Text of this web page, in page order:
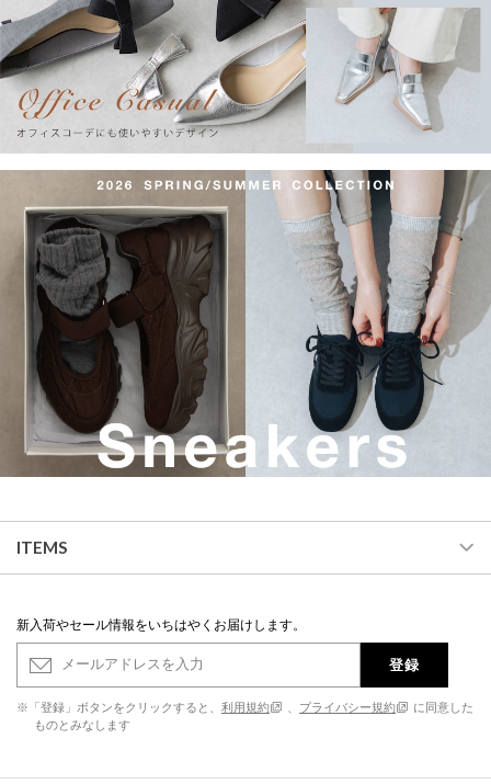
ITEMS
新入荷やセール情報をいちはやくお届けします。
登録
※「登録」ボタンをクリックすると、 利用規約 プライバシー規約
に同意した
ものとみなします